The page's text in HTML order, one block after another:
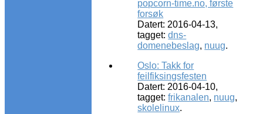
popcorn-time.no, første
forsøk
Datert: 2016-04-13,
tagget:dns-
domenebeslag, nuug.
Oslo: Takk for
feilfiksingsfesten
Datert: 2016-04-10,
tagget:frikanalen, nuug,
skolelinux.